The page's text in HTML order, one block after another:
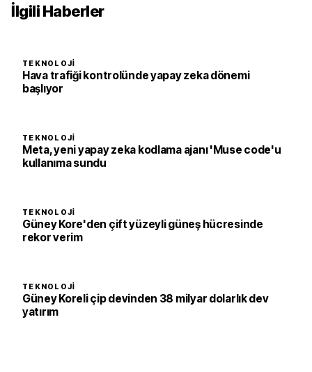
İlgili Haberler
TEKNOLOJI
Hava trafiği kontrolünde yapay zeka dönemi
başlıyor
TEKNOLOJI
Meta, yeni yapay zeka kodlama ajanı 'Muse code'u
kullanıma sundu
TEKNOLOJI
Güney Kore'den çift yüzeyli güneş hücresinde
rekor verim
TEKNOLOJI
Güney Koreli çip devinden 38 milyar dolarlık dev
yatırım